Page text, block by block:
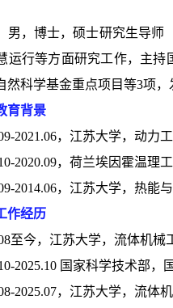
男，博士，硕士研究生导师
运行等方面研究工作，主
然科学基金重点项目等3项
育背景
2021.06，江苏大学，动力
2020.09，荷兰埃因霍温理
2014.06，江苏大学，热能
作经历
至今，江苏大学，流体机
2025.10 国家科学技术部
2025.07，江苏大学，流体